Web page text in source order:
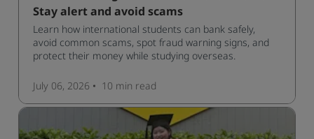
Stay alert and avoid scams
Learn how international students can bank safely,
avoid common scams, spot fraud warning signs, and
protect their money while studying overseas.
July 06, 2026 10 min read